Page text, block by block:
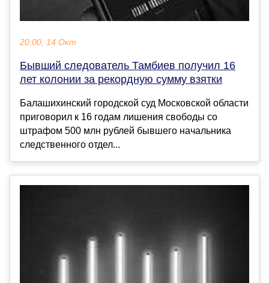
20:00, 14 Окт
Бывший следователь Тамбиев получил 16
лет колонии за рекордную сумму взятки
Балашихинский городской суд Московской области
приговорил к 16 годам лишения свободы со
штрафом 500 млн рублей бывшего начальника
следственного отдел...